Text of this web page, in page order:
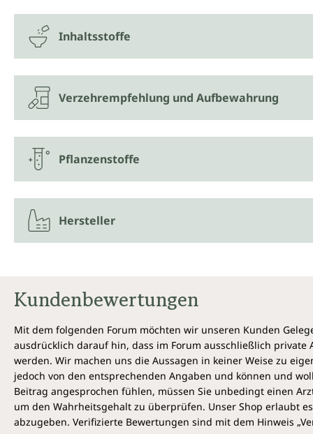
Inhaltsstoffe
Verzehrempfehlung und Aufbewahrung
Pflanzenstoffe
Hersteller
Kundenbewertungen
Mit dem folgenden Forum möchten wir unseren Kunden
ausdrücklich darauf hin, dass im Forum ausschließlich
werden. Wir machen uns die Aussagen in keiner Weise zu
jedoch von den entsprechenden Angaben und können und
Beitrag angesprochen fühlen, müssen Sie unbedingt einen
um den Wahrheitsgehalt zu überprüfen. Unser Shop erlaubt
abzugeben. Verifizierte Bewertungen sind mit dem Hinweis